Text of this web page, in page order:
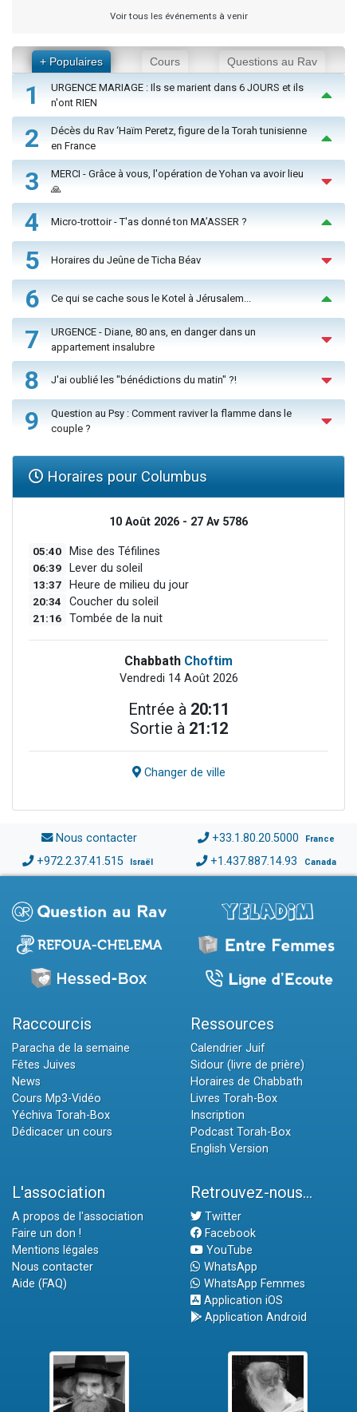
Voir tous les événements à venir
+ Populaires Cours Questions au Rav
1
URGENCE MARIAGE : Ils se marient dans 6 JOURS et ils
n'ont RIEN
2
Décès du Rav ‘Haïm Peretz, figure de la Torah tunisienne
en France
3
MERCI - Grâce à vous, l'opération de Yohan va avoir lieu
🙏
4 Micro-trottoir - T'as donné ton MA’ASSER ?
5 Horaires du Jeûne de Ticha Béav
6 Ce qui se cache sous le Kotel à Jérusalem...
7
URGENCE - Diane, 80 ans, en danger dans un
appartement insalubre
8 J'ai oublié les "bénédictions du matin" ?!
9
Question au Psy : Comment raviver la flamme dans le
couple ?
Horaires pour Columbus
10 Août 2026 - 27 Av 5786
05:40 Mise des Téfilines
06:39 Lever du soleil
13:37 Heure de milieu du jour
20:34 Coucher du soleil
21:16 Tombée de la nuit
Chabbath Choftim
Vendredi 14 Août 2026
Entrée à 20:11
Sortie à 21:12
Changer de ville
Nous contacter +33.1.80.20.5000 France
+972.2.37.41.515 Israël +1.437.887.14.93 Canada
Raccourcis
Paracha de la semaine
Fêtes Juives
News
Cours Mp3-Vidéo
Yéchiva Torah-Box
Dédicacer un cours
Ressources
Calendrier Juif
Sidour (livre de prière)
Horaires de Chabbath
Livres Torah-Box
Inscription
Podcast Torah-Box
English Version
L'association
A propos de l'association
Faire un don !
Mentions légales
Nous contacter
Aide (FAQ)
Retrouvez-nous...
Twitter
Facebook
YouTube
WhatsApp
WhatsApp Femmes
Application iOS
Application Android